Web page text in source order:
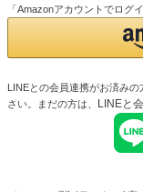
「Amazonアカウントでログ
LINEとの会員連携がお済み
さい。まだの方は、 LINEと